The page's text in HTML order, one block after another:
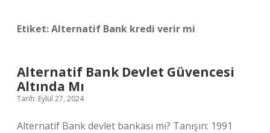
Etiket:Alternatif Bank kredi verir mi
Alternatif Bank Devlet Güvencesi
Altında Mı
Tarih: Eylül 27, 2024
Alternatif Bank devlet bankası mı? Tanışın: 1991